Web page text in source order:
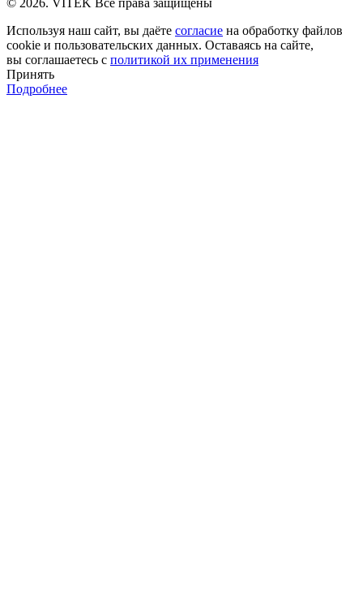
© 2026. VITEK Все права защищены
Используя наш сайт, вы даёте согласие на обработку файлов
cookie и пользовательских данных. Оставаясь на сайте,
вы соглашаетесь с политикой их применения
Принять
Подробнее